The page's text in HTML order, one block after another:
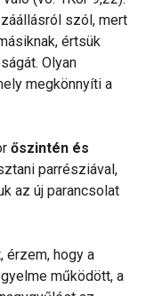
szól, mert
értsük
Olyan
megkönnyíti a
őszintén és
parrésziával,
az új parancsolat
érzem, hogy a
működött, a